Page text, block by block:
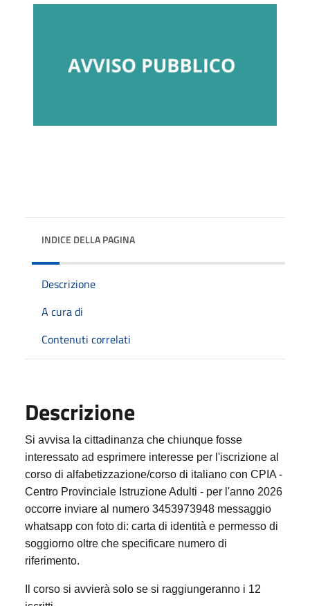
INDICE DELLA PAGINA
Descrizione
A cura di
Contenuti correlati
Descrizione
Si avvisa la cittadinanza che chiunque fosse
interessato ad esprimere interesse per l'iscrizione al
corso di alfabetizzazione/corso di italiano con CPIA -
Centro Provinciale Istruzione Adulti - per l'anno 2026
occorre inviare al numero 3453973948 messaggio
whatsapp con foto di: carta di identità e permesso di
soggiorno oltre che specificare numero di
riferimento.
Il corso si avvierà solo se si raggiungeranno i 12